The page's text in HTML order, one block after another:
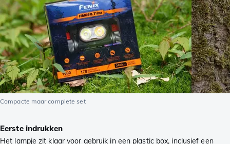
Compacte maar complete set
Eerste indrukken
Het lampje zit klaar voor gebruik in een plastic box, inclusief een